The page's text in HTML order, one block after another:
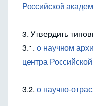
Российской
3. Утвердить
3.1. о научном
центра
3.2. о научно-